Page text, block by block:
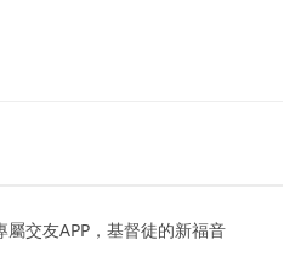
屬交友APP，基督徒的新福音